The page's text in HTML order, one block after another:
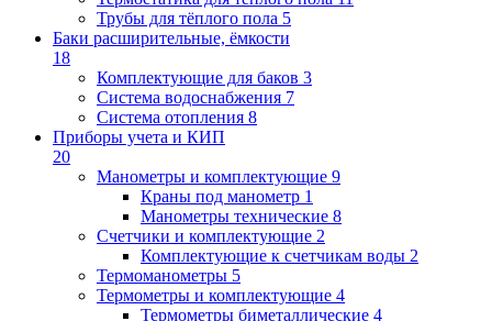
Трубы для тёплого пола 5
Баки расширительные, ёмкости
18
Комплектующие для баков 3
Система водоснабжения 7
Система отопления 8
Приборы учета и КИП
20
Манометры и комплектующие 9
Краны под манометр 1
Манометры технические 8
Счетчики и комплектующие 2
Комплектующие к счетчикам воды 2
Термоманометры 5
Термометры и комплектующие 4
Термометры биметаллические 4